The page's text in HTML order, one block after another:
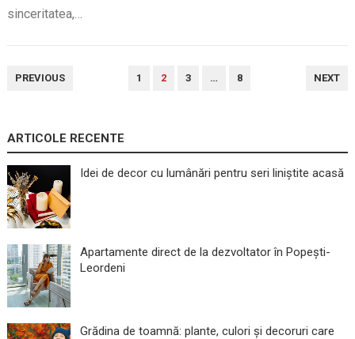
sinceritatea,…
PAGINAȚIE
PREVIOUS 1 2 3 … 8 NEXT
ARTICOLE RECENTE
Idei de decor cu lumânări pentru seri liniștite acasă
Apartamente direct de la dezvoltator în Popești-
Leordeni
Grădina de toamnă: plante, culori și decoruri care